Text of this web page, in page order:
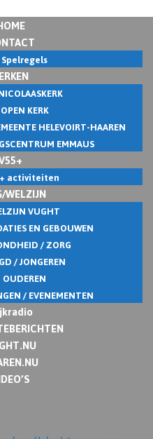
Spelregels
OPEN KERK
HELEVOIRT-HAAREN
EMMAUS
activiteiten
WELZIJN
VUGHT
EN GEBOUWEN
/ ZORG
/ JONGEREN
OUDEREN
/ EVENEMENTEN